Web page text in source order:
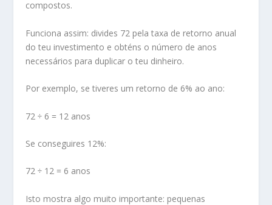
compostos.
Funciona assim: divides 72 pela taxa de retorno anual
do teu investimento e obténs o número de anos
necessários para duplicar o teu dinheiro.
Por exemplo, se tiveres um retorno de 6% ao ano:
72 ÷ 6 = 12 anos
Se conseguires 12%:
72 ÷ 12 = 6 anos
Isto mostra algo muito importante: pequenas